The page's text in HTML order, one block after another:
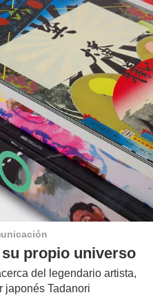
propio universo
del legendario artista,
japonés Tadanori